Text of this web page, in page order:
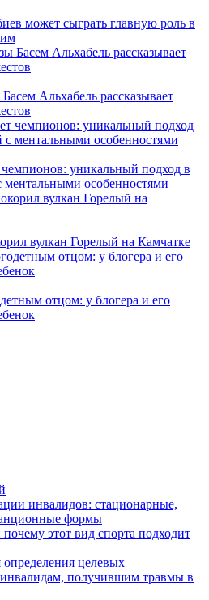
может сыграть главную роль в
Альхабель рассказывает
уникальный подход в
ментальными особенностями
вулкан Горелый на Камчатке
отцом: у блогера и его
инвалидов: стационарные,
формы
этот вид спорта подходит
целевых
получившим травмы в